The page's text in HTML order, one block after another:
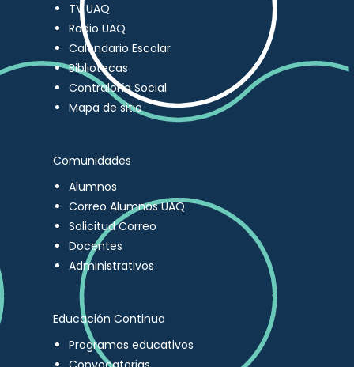
TV UAQ
Radio UAQ
Calendario Escolar
Bibliotecas
Contraloría Social
Mapa de sitio
Comunidades
Alumnos
Correo Alumnos UAQ
Solicitud Correo
Docentes
Administrativos
Educación Continua
Programas educativos